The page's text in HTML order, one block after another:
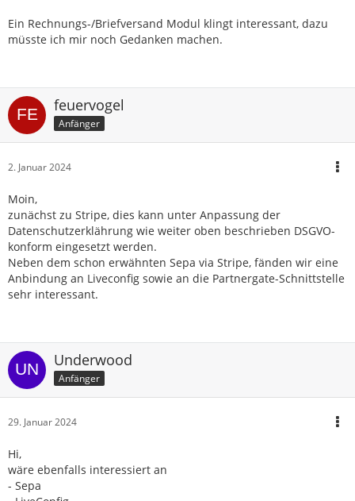
Ein Rechnungs-/Briefversand Modul klingt interessant, dazu
müsste ich mir noch Gedanken machen.
feuervogel
Anfänger
2. Januar 2024
Moin,
zunächst zu Stripe, dies kann unter Anpassung der
Datenschutzerklährung wie weiter oben beschrieben DSGVO-
konform eingesetzt werden.
Neben dem schon erwähnten Sepa via Stripe, fänden wir eine
Anbindung an Liveconfig sowie an die Partnergate-Schnittstelle
sehr interessant.
Underwood
Anfänger
29. Januar 2024
Hi,
wäre ebenfalls interessiert an
- Sepa